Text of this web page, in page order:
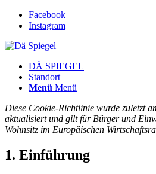
Facebook
Instagram
DÄ SPIEGEL
Standort
Menü Menü
Diese Cookie-Richtlinie wurde zuletzt
aktualisiert und gilt für Bürger und
Wohnsitz im Europäischen
1. Einführung